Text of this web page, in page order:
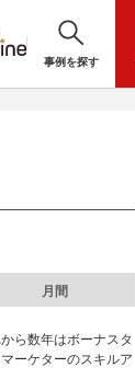
事例を探す
月間
ら数年はボーナスタ
ーケターのスキルア